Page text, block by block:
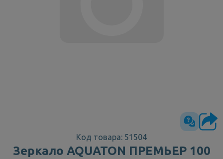
Код товара: 51504
Зеркало AQUATON ПРЕМЬЕР 100